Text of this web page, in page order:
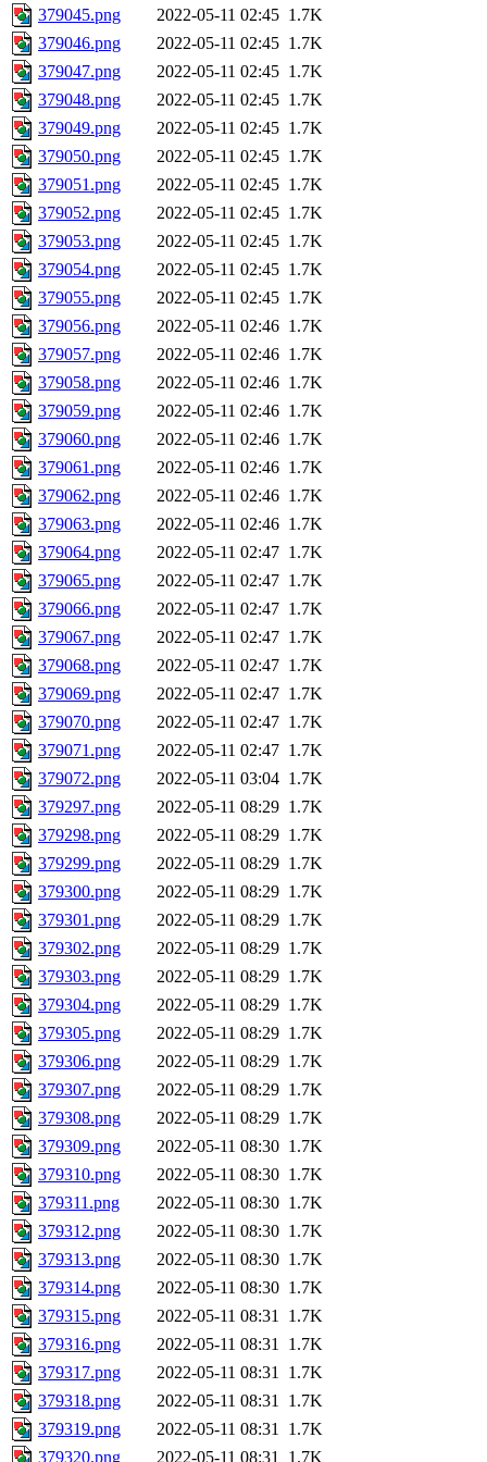
379045.png 2022-05-11 02:45 1.7K
379046.png
2022-05-11 02:45 1.7K
379047.png
2022-05-11 02:45 1.7K
379048.png
2022-05-11 02:45 1.7K
379049.png
2022-05-11 02:45 1.7K
379050.png
2022-05-11 02:45 1.7K
379051.png
2022-05-11 02:45 1.7K
379052.png
2022-05-11 02:45 1.7K
379053.png
2022-05-11 02:45 1.7K
379054.png
2022-05-11 02:45 1.7K
379055.png
2022-05-11 02:45 1.7K
379056.png
2022-05-11 02:46 1.7K
379057.png
2022-05-11 02:46 1.7K
379058.png
2022-05-11 02:46 1.7K
379059.png
2022-05-11 02:46 1.7K
379060.png
2022-05-11 02:46 1.7K
379061.png
2022-05-11 02:46 1.7K
379062.png
2022-05-11 02:46 1.7K
379063.png
2022-05-11 02:46 1.7K
379064.png
2022-05-11 02:47 1.7K
379065.png
2022-05-11 02:47 1.7K
379066.png
2022-05-11 02:47 1.7K
379067.png
2022-05-11 02:47 1.7K
379068.png
2022-05-11 02:47 1.7K
379069.png
2022-05-11 02:47 1.7K
379070.png
2022-05-11 02:47 1.7K
379071.png
2022-05-11 02:47 1.7K
379072.png
2022-05-11 03:04 1.7K
379297.png
2022-05-11 08:29 1.7K
379298.png
2022-05-11 08:29 1.7K
379299.png
2022-05-11 08:29 1.7K
379300.png
2022-05-11 08:29 1.7K
379301.png
2022-05-11 08:29 1.7K
379302.png
2022-05-11 08:29 1.7K
379303.png
2022-05-11 08:29 1.7K
379304.png
2022-05-11 08:29 1.7K
379305.png
2022-05-11 08:29 1.7K
379306.png
2022-05-11 08:29 1.7K
379307.png
2022-05-11 08:29 1.7K
379308.png
2022-05-11 08:29 1.7K
379309.png
2022-05-11 08:30 1.7K
379310.png
2022-05-11 08:30 1.7K
379311.png
2022-05-11 08:30 1.7K
379312.png
2022-05-11 08:30 1.7K
379313.png
2022-05-11 08:30 1.7K
379314.png
2022-05-11 08:30 1.7K
379315.png
2022-05-11 08:31 1.7K
379316.png
2022-05-11 08:31 1.7K
379317.png
2022-05-11 08:31 1.7K
379318.png
2022-05-11 08:31 1.7K
379319.png
2022-05-11 08:31 1.7K
379320.png
2022-05-11 08:31 1.7K